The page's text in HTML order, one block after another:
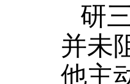
研
并未
他主